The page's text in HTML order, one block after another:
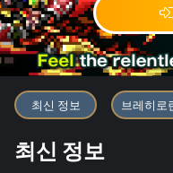
블록체인 게
최신 정보 브레히로
최신 정보